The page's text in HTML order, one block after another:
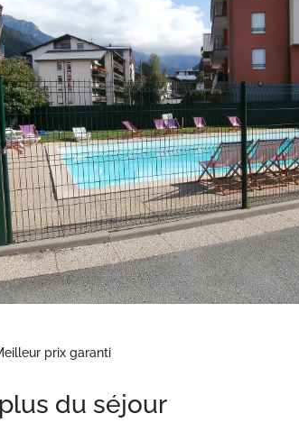
prix garanti
du séjour